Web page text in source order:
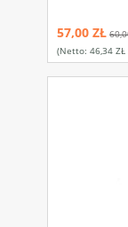
57,00 ZŁ
(netto:46,34 ZŁ